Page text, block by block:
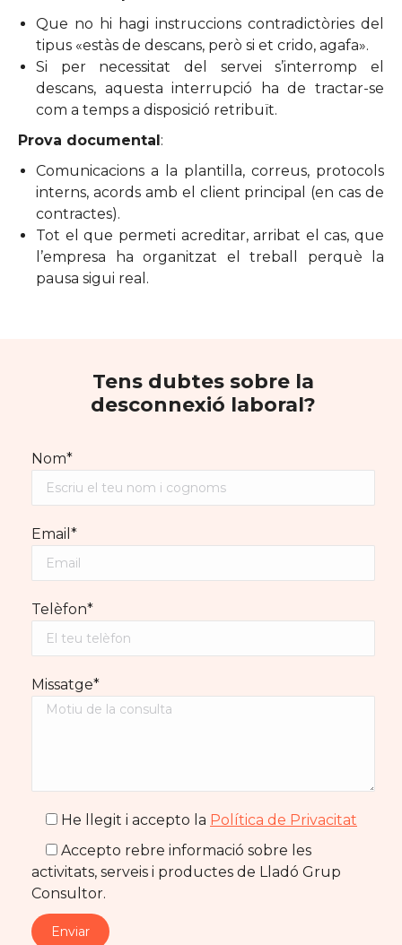
Que no hi hagi instruccions contradictòries del
tipus «estàs de descans, però si et crido, agafa».
Si per necessitat del servei s’interromp el
descans, aquesta interrupció ha de tractar-se
com a temps a disposició retribuït.
Prova documental:
Comunicacions a la plantilla, correus, protocols
interns, acords amb el client principal (en cas de
contractes).
Tot el que permeti acreditar, arribat el cas, que
l’empresa ha organitzat el treball perquè la
pausa sigui real.
Tens dubtes sobre la
desconnexió laboral?
Nom*
Email*
Telèfon*
Missatge*
He llegit i accepto la Política de Privacitat
Accepto rebre informació sobre les
activitats, serveis i productes de Lladó Grup
Consultor.